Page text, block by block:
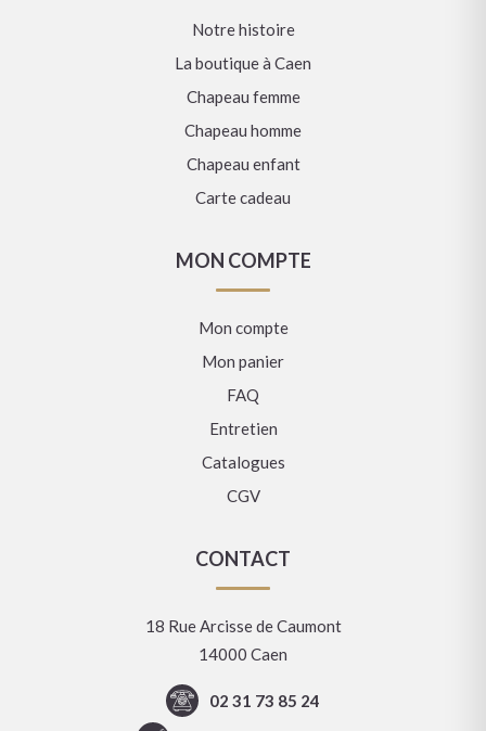
Notre histoire
La boutique à Caen
Chapeau femme
Chapeau homme
Chapeau enfant
Carte cadeau
MON COMPTE
Mon compte
Mon panier
FAQ
Entretien
Catalogues
CGV
CONTACT
18 Rue Arcisse de Caumont
14000 Caen
02 31 73 85 24